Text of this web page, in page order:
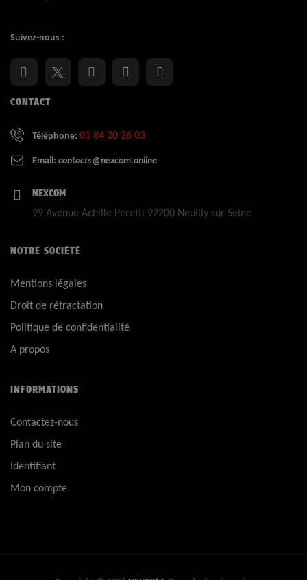
Suivez-nous :
CONTACT
Téléphone: 01 84 20 26 03
Email: contacts@nexcom.online
NEXCOM
99 Avenue Achille Peretti 92200 Neuilly sur Seine
NOTRE SOCIÉTÉ
Mentions légales
Droit de rétractation
Politique de confidentialité
A propos
INFORMATIONS
Contactez-nous
Plan du site
Identifiant
Mon compte